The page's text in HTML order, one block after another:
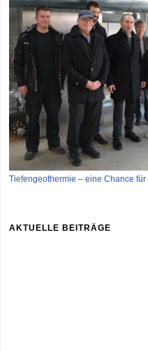
Tiefengeothermie – eine Chance
AKTUELLE BEITRÄGE